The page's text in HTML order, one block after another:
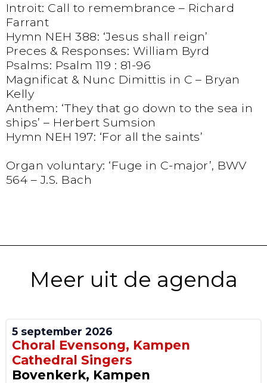
Introit: Call to remembrance – Richard
Farrant
Hymn NEH 388: ‘Jesus shall reign’
Preces & Responses: William Byrd
Psalms: Psalm 119 : 81-96
Magnificat & Nunc Dimittis in C – Bryan
Kelly
Anthem: ‘They that go down to the sea in
ships’ – Herbert Sumsion
Hymn NEH 197: ‘For all the saints’
Organ voluntary: ‘Fuge in C-major’, BWV
564 – J.S. Bach
Meer uit de agenda
5 september 2026
Choral Evensong, Kampen
Cathedral Singers
Bovenkerk, Kampen